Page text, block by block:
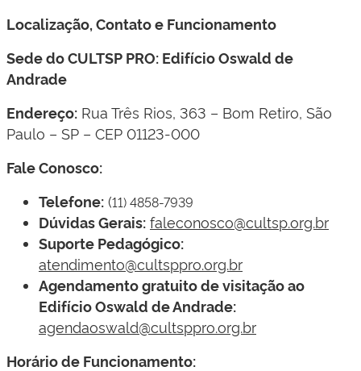
Localização, Contato e Funcionamento
Sede do CULTSP PRO: Edifício Oswald de
Andrade
Endereço: Rua Três Rios, 363 – Bom Retiro, São
Paulo – SP – CEP 01123-000
Fale Conosco:
Telefone: (11) 4858-7939
Dúvidas Gerais: faleconosco@cultsp.org.br
Suporte Pedagógico:
atendimento@cultsppro.org.br
Agendamento gratuito de visitação ao
Edifício Oswald de Andrade:
agendaoswald@cultsppro.org.br
Horário de Funcionamento: